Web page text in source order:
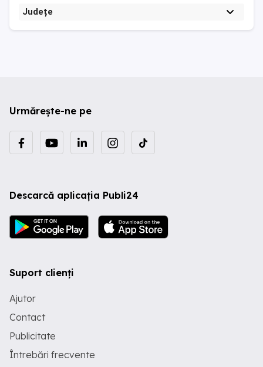
Județe
Urmărește-ne pe
Descarcă aplicația Publi24
Suport clienți
Ajutor
Contact
Publicitate
Întrebări frecvente